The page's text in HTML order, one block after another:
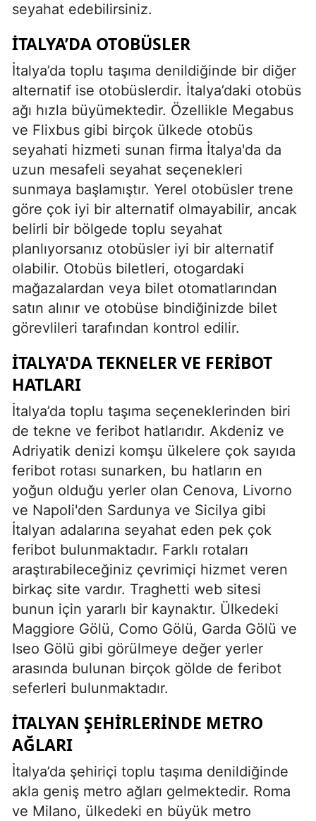
seyahat edebilirsiniz.
İTALYA’DA OTOBÜSLER
İtalya’da toplu taşıma denildiğinde bir diğer
alternatif ise otobüslerdir. İtalya’daki otobüs
ağı hızla büyümektedir. Özellikle Megabus
ve Flixbus gibi birçok ülkede otobüs
seyahati hizmeti sunan firma İtalya'da da
uzun mesafeli seyahat seçenekleri
sunmaya başlamıştır. Yerel otobüsler trene
göre çok iyi bir alternatif olmayabilir, ancak
belirli bir bölgede toplu seyahat
planlıyorsanız otobüsler iyi bir alternatif
olabilir. Otobüs biletleri, otogardaki
mağazalardan veya bilet otomatlarından
satın alınır ve otobüse bindiğinizde bilet
görevlileri tarafından kontrol edilir.
İTALYA'DA TEKNELER VE FERIBOT
HATLARI
İtalya’da toplu taşıma seçeneklerinden biri
de tekne ve feribot hatlarıdır. Akdeniz ve
Adriyatik denizi komşu ülkelere çok sayıda
feribot rotası sunarken, bu hatların en
yoğun olduğu yerler olan Cenova, Livorno
ve Napoli'den Sardunya ve Sicilya gibi
İtalyan adalarına seyahat eden pek çok
feribot bulunmaktadır. Farklı rotaları
araştırabileceğiniz çevrimiçi hizmet veren
birkaç site vardır. Traghetti web sitesi
bunun için yararlı bir kaynaktır. Ülkedeki
Maggiore Gölü, Como Gölü, Garda Gölü ve
Iseo Gölü gibi görülmeye değer yerler
arasında bulunan birçok gölde de feribot
seferleri bulunmaktadır.
İTALYAN ŞEHIRLERINDE METRO
AĞLARI
İtalya’da şehiriçi toplu taşıma denildiğinde
akla geniş metro ağları gelmektedir. Roma
ve Milano, ülkedeki en büyük metro